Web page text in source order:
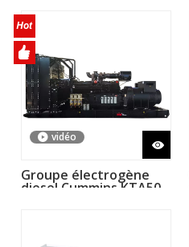
vidéo
Groupe électrogène
diesel Cummins KTA50-